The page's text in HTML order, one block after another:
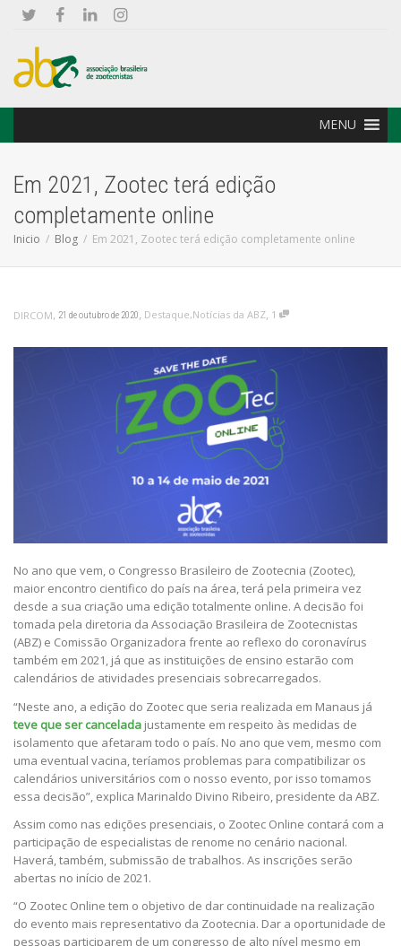
MENU
Em 2021, Zootec terá edição
completamente online
Inicio Blog Em 2021, Zootec terá edição completamente online
DIRCOM, 21 de outubro de 2020, Destaque,Notícias da ABZ, 1
No ano que vem, o Congresso Brasileiro de Zootecnia (Zootec),
maior encontro cientifico do país na área, terá pela primeira vez
desde a sua criação uma edição totalmente online. A decisão foi
tomada pela diretoria da Associação Brasileira de Zootecnistas
(ABZ) e Comissão Organizadora frente ao reflexo do coronavírus
também em 2021, já que as instituições de ensino estarão com
calendários de atividades presenciais sobrecarregados.
“Neste ano, a edição do Zootec que seria realizada em Manaus já
teve que ser cancelada justamente em respeito às medidas de
isolamento que afetaram todo o país. No ano que vem, mesmo com
uma eventual vacina, teríamos problemas para compatibilizar os
calendários universitários com o nosso evento, por isso tomamos
essa decisão”, explica Marinaldo Divino Ribeiro, presidente da ABZ.
Assim como nas edições presenciais, o Zootec Online contará com a
participação de especialistas de renome no cenário nacional.
Haverá, também, submissão de trabalhos. As inscrições serão
abertas no início de 2021.
“O Zootec Online tem o objetivo de dar continuidade na realização
do evento mais representativo da Zootecnia. Dar a oportunidade de
pessoas participarem de um congresso de alto nível mesmo em